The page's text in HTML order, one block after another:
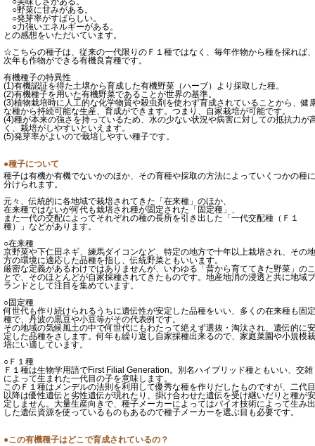
○野菜に甘みがある。
○発芽率がすばらしい。
○力強いエネルギーがある。
との感想をいただいています。
☆こちらの種子は、従来の一代限りのＦ１種ではなく、毎年作物から種を採れば、
次年も作物ができる有機良育種です。
有機種子の特異性
(1)有機認証を得た土壌から育成した有機野菜（ハーブ）より採取した種。
(2)有機種子を用いた有機野菜であることが世界の基準。
(3)植物栽培時に人工的な化学物質や殺虫剤を使わず育成されていることから、健
な種から持続可能な生産、育成ができます。つまり、自家栽培が可能です。
(4)種が本来の強さを持っているため、水の少ない状況や病害に対しての抵抗力が
く、栽培がしやすいといえます。
(5)発芽率がよいので栽培しやすい種子です。
●種子について
種子は有機か有機でないかのほか、その育種や採取の方法によっていくつかの種に
分けられます。
元々、伝統的に各地域で栽培されてきた「在来種」のほか、
在来種ではないが何代も栽培され種が固定された「固定種」、
また一代の交配によってそれぞれの種の長所を引き出した「一代交配種（Ｆ１
種）」などがあります。
○在来種
京野菜や下仁田ネギ、練馬ダイコンなど、特定の地方で十年以上栽培され、その地
方の環境に適応した品種を指し、伝統野菜ともいいます。
厳密な定義があるわけではありませんが、いわゆる「昔から育ててきた野菜」のこ
とで、そのほとんどが自家採種されてきたものです。地産地消の浸透と共に地域ブ
ランドとして注目を集めています。
○固定種
何世代も作り続けられるうちに遺伝性が安定した品種をいい、多くの在来種も固定
種で、丹波の黒豆や小豆等がその代表例です。
その地域の気候風土の中で何世代にもわたって絶えず選抜・淘汰され、遺伝的に安
定した品種をさします。何年も繰り返し自家採種出来るので、家庭菜園や小規模栽
培にい適しています。
○Ｆ１種
Ｆ１種は生物学用語でFirst Filial Generation。別名ハイブリッド種ともいい、交雑
によって生まれた一代目の子を意味します。
このＦ１種はメンデルの法則を利用して優秀な種を作りだしたものですが、二代目
以降は優性遺伝と劣性遺伝が現れたり、掛け合わせた遺伝を受け継いだりと種が安
定しません。大量生産向きで、種子メーカーによってはバイオ技術によって生み出
した遺伝資源を使っているものもあるので種子メーカーを選ぶ目も必要です。
●この有機種子はどこで育成されているの？